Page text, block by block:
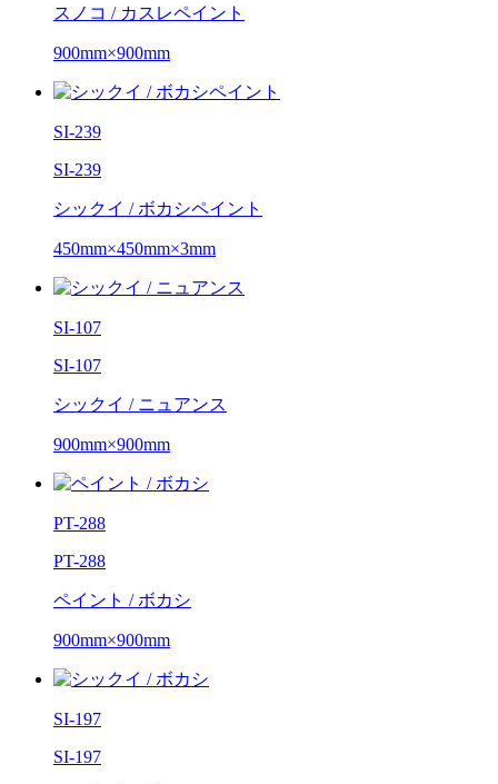
スノコ / カスレペイント
900mm×900mm
SI-239
SI-239
シックイ / ボカシペイント
450mm×450mm×3mm
SI-107
SI-107
シックイ / ニュアンス
900mm×900mm
PT-288
PT-288
ペイント / ボカシ
900mm×900mm
SI-197
SI-197